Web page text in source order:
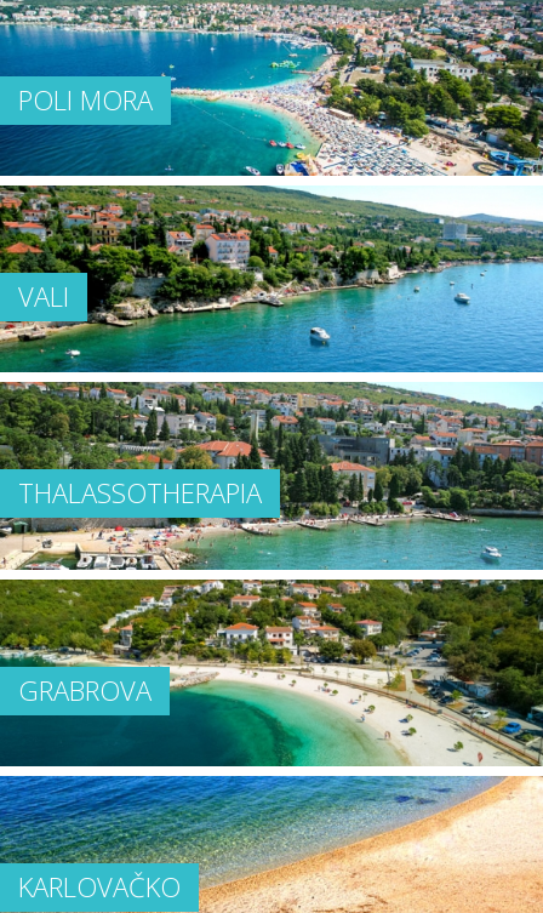
POLI MORA
VALI
THALASSOTHERAPIA
GRABROVA
KARLOVAČKO